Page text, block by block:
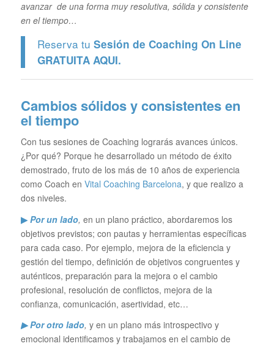
avanzar de una forma muy resolutiva, sólida y consistente
en el tiempo…
Reserva tu Sesión de Coaching On Line
GRATUITA AQUI.
Cambios sólidos y consistentes en
el tiempo
Con tus sesiones de Coaching lograrás avances únicos.
¿Por qué? Porque he desarrollado un método de éxito
demostrado, fruto de los más de 10 años de experiencia
como Coach en Vital Coaching Barcelona, y que realizo a
dos niveles.
▶Por un lado, en un plano práctico, abordaremos los
objetivos previstos; con pautas y herramientas específicas
para cada caso. Por ejemplo, mejora de la eficiencia y
gestión del tiempo, definición de objetivos congruentes y
auténticos, preparación para la mejora o el cambio
profesional, resolución de conflictos, mejora de la
confianza, comunicación, asertividad, etc…
▶ Por otro lado, y en un plano más introspectivo y
emocional identificamos y trabajamos en el cambio de